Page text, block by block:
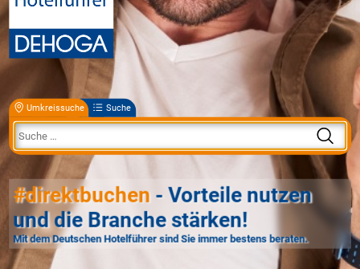
Umkreissuche Suche
#direktbuchen - Vorteile nutzen
und die Branche stärken!
Mit dem Deutschen Hotelführer sind Sie immer bestens beraten.